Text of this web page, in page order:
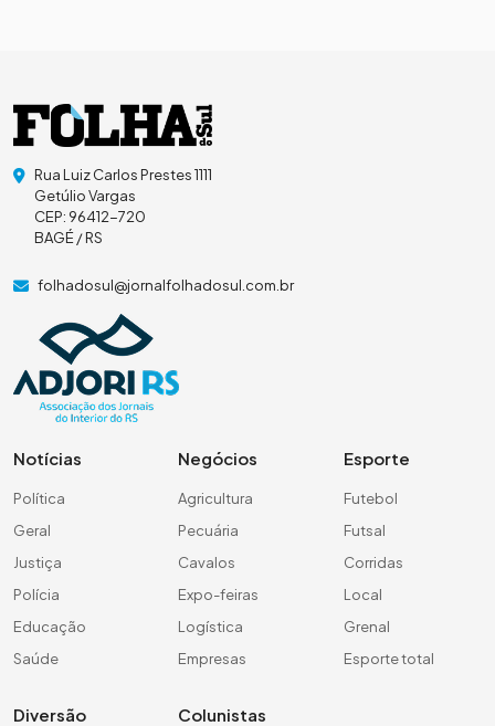
Rua Luiz Carlos Prestes 1111
Getúlio Vargas
CEP: 96412-720
BAGÉ / RS
folhadosul@jornalfolhadosul.com.br
Notícias
Política
Geral
Justiça
Polícia
Educação
Saúde
Negócios
Agricultura
Pecuária
Cavalos
Expo-feiras
Logística
Empresas
Esporte
Futebol
Futsal
Corridas
Local
Grenal
Esporte total
Diversão Colunistas